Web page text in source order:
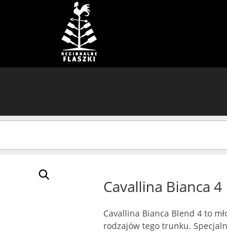
Cavallina Bianca
Cavallina Bianca Blend 4 to
rodzajów tego trunku.